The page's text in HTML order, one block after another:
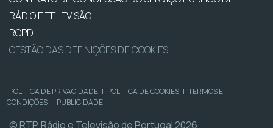
RÁDIO E TELEVISÃO
RGPD
GESTÃO DAS DEFINIÇÕES DE COOKIES
POLÍTICA DE PRIVACIDADE | POLÍTICA DE COOKIES | TERMOS E
CONDIÇÕES | PUBLICIDADE
© RTP, Rádio e Televisão de Portugal 2026